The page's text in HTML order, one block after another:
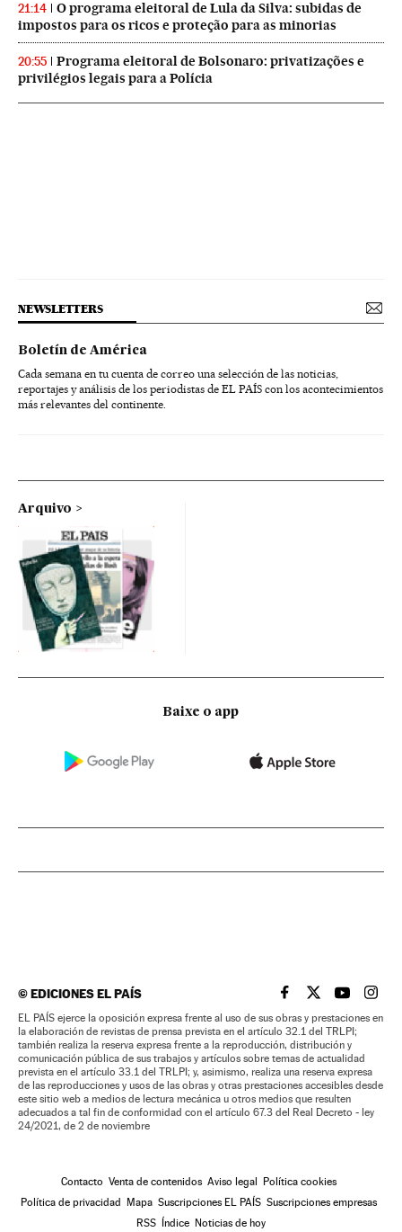
21:14
O programa eleitoral de Lula da Silva: subidas de
impostos para os ricos e proteção para as minorias
20:55
Programa eleitoral de Bolsonaro: privatizações e
privilégios legais para a Polícia
NEWSLETTERS
Boletín de América
Cada semana en tu cuenta de correo una selección de las noticias,
reportajes y análisis de los periodistas de EL PAÍS con los acontecimientos
más relevantes del continente.
Arquivo
Baixe o app
©EDICIONES EL PAÍS EL PAÍS BRASIL EN
EL PAÍSEL PAÍS
EL
EL PAÍS ejerce la oposición expresa frente al uso de sus obras y prestaciones en
la elaboración de revistas de prensa prevista en el artículo 32.1 del TRLPI;
también realiza la reserva expresa frente a la reproducción, distribución y
comunicación pública de sus trabajos y artículos sobre temas de actualidad
prevista en el artículo 33.1 del TRLPI; y, asimismo, realiza una reserva expresa
de las reproducciones y usos de las obras y otras prestaciones accesibles desde
este sitio web a medios de lectura mecánica u otros medios que resulten
adecuados a tal fin de conformidad con el artículo 67.3 del Real Decreto - ley
24/2021, de 2 de noviembre
Contacto Venta de contenidos Aviso legal
Política cookies
Política de privacidad
Mapa Suscripciones EL PAÍS Suscripciones empresas
RSS
Índice Noticias de hoy